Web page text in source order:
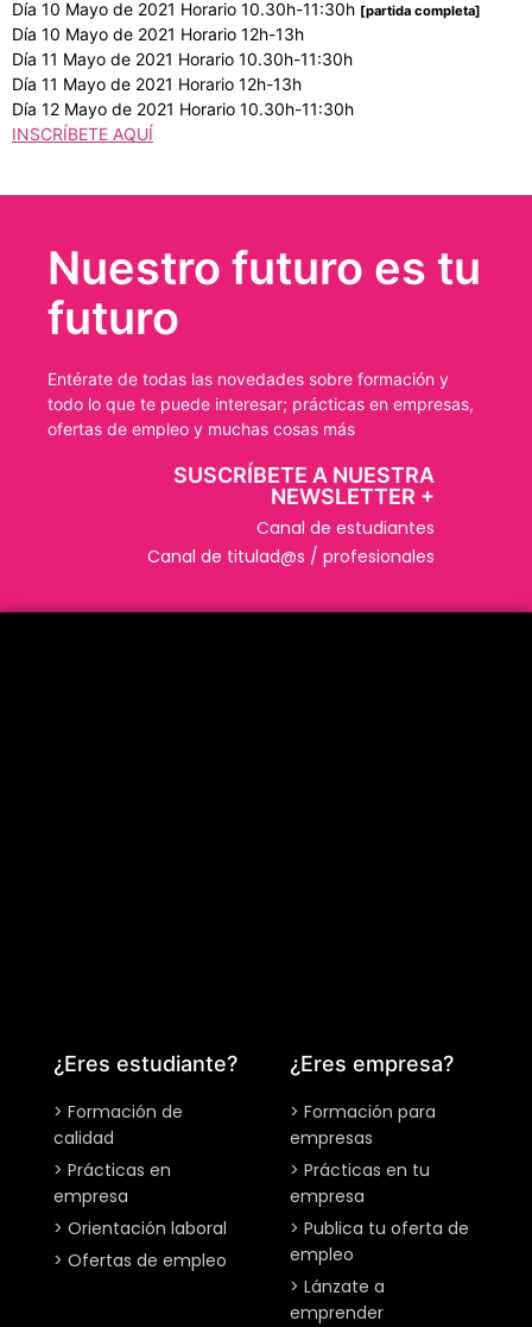
Día 10 Mayo de 2021 Horario 10.30h-11:30h [partida completa]
Día 10 Mayo de 2021 Horario 12h-13h
Día 11 Mayo de 2021 Horario 10.30h-11:30h
Día 11 Mayo de 2021 Horario 12h-13h
Día 12 Mayo de 2021 Horario 10.30h-11:30h
INSCRÍBETE AQUÍ
Nuestro futuro es tu
futuro
Entérate de todas las novedades sobre formación y
todo lo que te puede interesar; prácticas en empresas,
ofertas de empleo y muchas cosas más
SUSCRÍBETE A NUESTRA
NEWSLETTER +​
Canal de estudiantes
Canal de titulad@s / profesionales
¿Eres estudiante?
> Formación de
calidad
> Prácticas en
empresa
> Orientación laboral
> Ofertas de empleo
¿Eres empresa?
> Formación para
empresas
> Prácticas en tu
empresa
> Publica tu oferta de
empleo
> Lánzate a
emprender